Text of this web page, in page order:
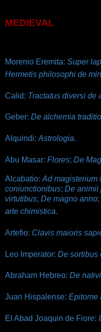
MEDIEVAL
Morenio Eremita: Super
Hermetis philosophi de
Calid: Tractatus diversi de
Geber: De alchemia
Alquindi: Astrologia.
Abu Masar: Flores; De
Alcabatio: Ad magisterium
coniunctionibus; De animii
virtutibus; De magno anno;
arte chimistica.
Artefio: Clavis maioris
Leo Imperator: De sortibus
Abraham Hebreo: De
Juan Hispalense: Epitome
El Abad Joaquin de Fiore: